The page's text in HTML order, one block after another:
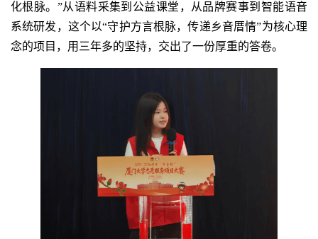
化根脉。”从语料采集到公益课堂，从品牌赛事到智能语音
系统研发，这个以“守护方言根脉，传递乡音厝情”为核心理
念的项目，用三年多的坚持，交出了一份厚重的答卷。